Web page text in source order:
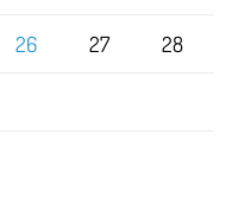
26 27 28